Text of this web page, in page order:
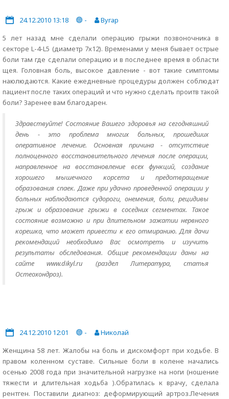
24.12.2010 13:18 -
Вугар
5 лет назад мне сделали операцию грыжи позвоночника в
секторе L-4-L5 (диаметр 7х12). Временами у меня бывает острые
боли там где сделали операцию и в последнее время в области
щея. Головная боль, высокое давление - вот такие симптомы
наюлюдаются. Какие ежедневные процедуры должен соблюдат
пациент после таких операций и что нужно сделать проитв такой
боли? Заренее вам благодарен.
Здравствуйте! Состояние Вашего здоровья на сегодняшний
день - это проблема многих больных, прошедших
оперативное лечение. Основная причина - отсутствие
полноценного восстановительного лечения после операции,
направленное на восстановление всех функций, создание
хорошего мышечного корсета и предотвращение
образования спаек. Даже при удачно проведенной операции у
больных наблюдаются судороги, онемения, боли, рецидивы
грыж и образование грыжи в соседних сегментах. Такое
состояние возможно и при длительном зажатии нервного
корешка, что может привести к его отмиранию. Для дачи
рекомендаций необходимо Вас осмотреть и изучить
результаты обследования. Общие рекомендации даны на
сайте www.dikyl.ru (раздел Литература, статья
Остеохондроз).
24.12.2010 12:01 -
Николай
Женщина 58 лет. Жалобы на боль и дискомфорт при ходьбе. В
правом коленном суставе. Сильные боли в колене начались
осенью 2008 года при значительной нагрузке на ноги (ношение
тяжести и длительная ходьба ).Обратилась к врачу, сделала
рентген. Поставили диагноз: деформирующий артроз.Лечения